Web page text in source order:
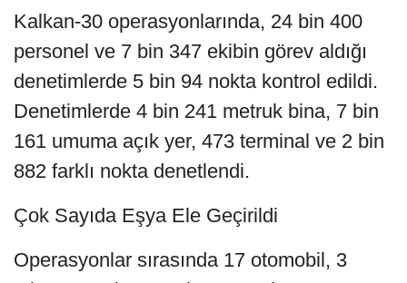
Kalkan-30 operasyonlarında, 24 bin 400
personel ve 7 bin 347 ekibin görev aldığı
denetimlerde 5 bin 94 nokta kontrol edildi.
Denetimlerde 4 bin 241 metruk bina, 7 bin
161 umuma açık yer, 473 terminal ve 2 bin
882 farklı nokta denetlendi.
Çok Sayıda Eşya Ele Geçirildi
Operasyonlar sırasında 17 otomobil, 3